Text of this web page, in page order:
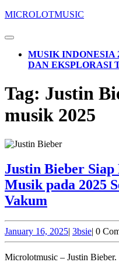
Skip
content
content
MICROLOTMUSIC
Open
ButtonMUSIK INDONESIA
DAN EKSPLORASI
BUTTON
Tag: Justin
musik 2025
Justin Bieber
Musik pada 2025
Vakum
Siap
Kembali
January 16, 2025January
16,
2025
| 3bsie3bsie
| 0
Microlotmusic – Justin Bieber. Para penggemar Justin Bieber